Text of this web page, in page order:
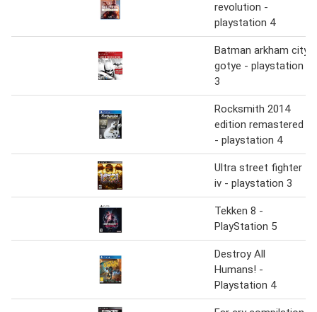
revolution -
playstation 4
Batman arkham city
gotye - playstation
3
Rocksmith 2014
edition remastered
- playstation 4
Ultra street fighter
iv - playstation 3
Tekken 8 -
PlayStation 5
Destroy All
Humans! -
Playstation 4